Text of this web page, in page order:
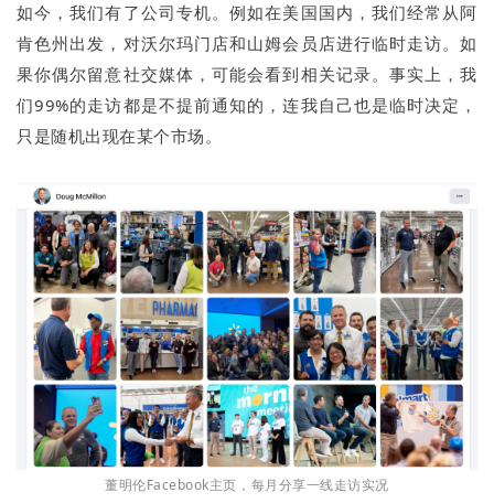
如今，我们有了公司专机。例如在美国国内，我们经常从阿
肯色州出发，对沃尔玛门店和山姆会员店进行临时走访。如
果你偶尔留意社交媒体，可能会看到相关记录。事实上，我
们99%的走访都是不提前通知的，连我自己也是临时决定，
只是随机出现在某个市场。
董明伦Facebook主页，每月分享一线走访实况